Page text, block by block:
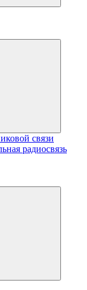
связи
радиосвязь